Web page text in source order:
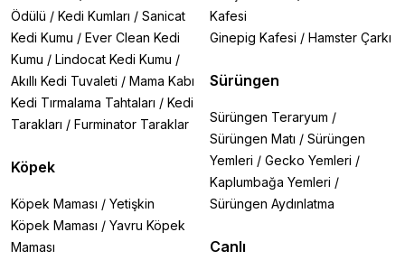
Ödülü / Kedi Kumları / Sanicat
Kedi Kumu / Ever Clean Kedi
Kumu / Lindocat Kedi Kumu /
Akıllı Kedi Tuvaleti / Mama Kabı
Kedi Tırmalama Tahtaları / Kedi
Tarakları / Furminator Taraklar
Köpek
Köpek Maması / Yetişkin
Köpek Maması / Yavru Köpek
Maması
Kafesi
Ginepig Kafesi / Hamster Çarkı
Sürüngen
Sürüngen Teraryum /
Sürüngen Matı / Sürüngen
Yemleri / Gecko Yemleri /
Kaplumbağa Yemleri /
Sürüngen Aydınlatma
Canlı